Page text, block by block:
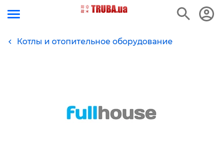
Котлы и отопительное оборудование